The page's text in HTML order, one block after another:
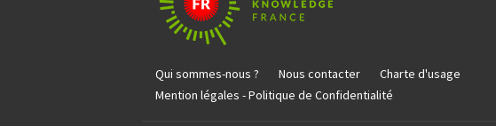
Qui sommes-nous ? Nous contacter
Charte d'usage
Mention légales - Politique de Confidentialité